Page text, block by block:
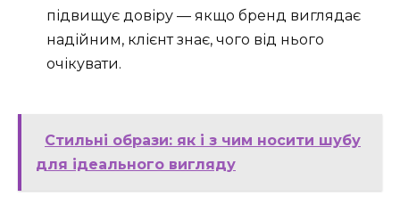
підвищує довіру — якщо бренд виглядає
надійним, клієнт знає, чого від нього
очікувати.
Стильні образи: як і з чим носити шубу
для ідеального вигляду